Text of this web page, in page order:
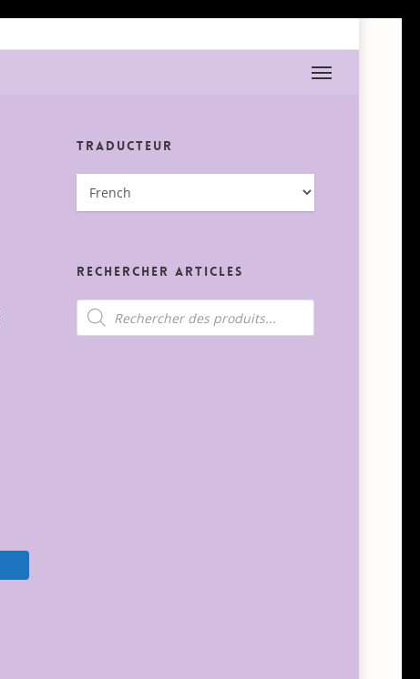
Menu
Traducteur
Rechercher Articles
Recherche
de
produits